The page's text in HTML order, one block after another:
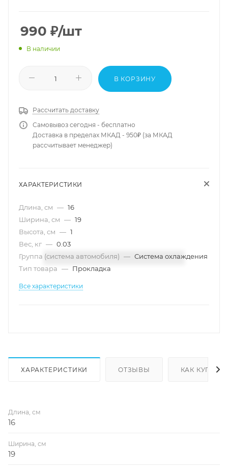
990 ₽/шт
В наличии
В КОРЗИНУ
Рассчитать доставку
Самовывоз сегодня - бесплатно
Доставка в пределах МКАД - 950₽ (за МКАД
рассчитывает менеджер)
ХАРАКТЕРИСТИКИ
Длина, см — 16
Ширина, см — 19
Высота, см — 1
Вес, кг — 0.03
Группа (система автомобиля) — Система охлаждения
Тип товара — Прокладка
Все характеристики
ХАРАКТЕРИСТИКИ ОТЗЫВЫ КАК КУПИТЬ
Длина, см
16
Ширина, см
19